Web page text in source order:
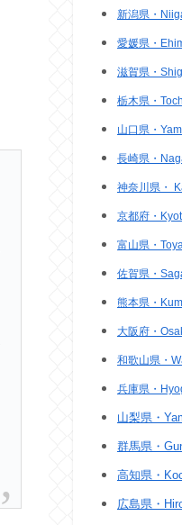
新潟県・
愛媛県・
滋賀県・
栃木県・
山口県・
長崎県・
神奈川県・
京都府・
富山県・
佐賀県・
熊本県・
大阪府・
和歌山県・
兵庫県・
山梨県・
群馬県・
高知県・
広島県・